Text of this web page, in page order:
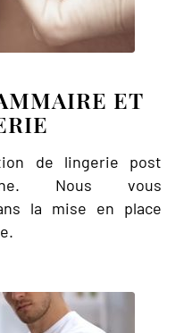
ET
de lingerie post
Nous vous
la mise en place